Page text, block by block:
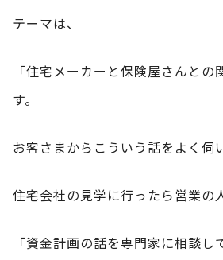
テーマは、
「住宅メーカーと保険屋さんと
す。
お客さまからこういう話をよく伺
住宅会社の見学に行ったら営業の
「資金計画の話を専門家に相談し